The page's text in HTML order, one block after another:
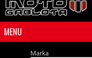
MENU
Marka